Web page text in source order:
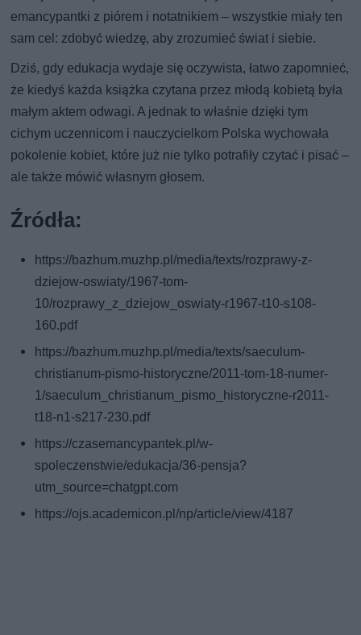
emancypantki z piórem i notatnikiem – wszystkie miały ten
sam cel: zdobyć wiedzę, aby zrozumieć świat i siebie.
Dziś, gdy edukacja wydaje się oczywista, łatwo zapomnieć,
że kiedyś każda książka czytana przez młodą kobietą była
małym aktem odwagi. A jednak to właśnie dzięki tym
cichym uczennicom i nauczycielkom Polska wychowała
pokolenie kobiet, które już nie tylko potrafiły czytać i pisać –
ale także mówić własnym głosem.
Źródła:
https://bazhum.muzhp.pl/media/texts/rozprawy-z-
dziejow-oswiaty/1967-tom-
10/rozprawy_z_dziejow_oswiaty-r1967-t10-s108-
160.pdf
https://bazhum.muzhp.pl/media/texts/saeculum-
christianum-pismo-historyczne/2011-tom-18-numer-
1/saeculum_christianum_pismo_historyczne-r2011-
t18-n1-s217-230.pdf
https://czasemancypantek.pl/w-
spoleczenstwie/edukacja/36-pensja?
utm_source=chatgpt.com
https://ojs.academicon.pl/np/article/view/4187